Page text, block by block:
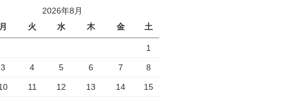
2026年8月
月 火 水 木 金 土
1
3 4 5 6 7 8
11 12 13 14 15